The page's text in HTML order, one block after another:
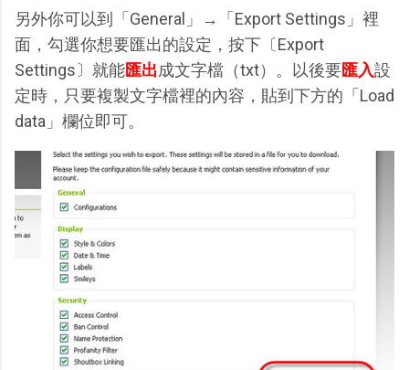
另外你可以到「General」→「Export Settings」裡
面，勾選你想要匯出的設定，按下〔Export
Settings〕就能匯出成文字檔（txt）。以後要匯入設
定時，只要複製文字檔裡的內容，貼到下方的「Load
data」欄位即可。